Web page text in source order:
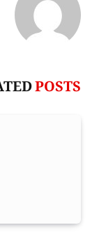
POSTS